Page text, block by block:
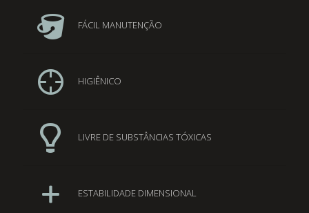
FÁCIL MANUTENÇÃO
HIGIÊNICO
LIVRE DE SUBSTÂNCIAS TÓXICAS
ESTABILIDADE DIMENSIONAL